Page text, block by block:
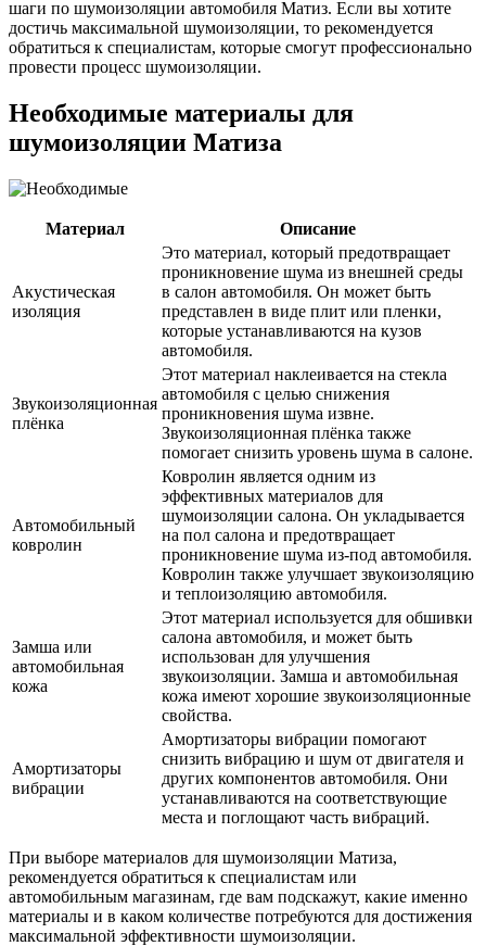
шаги по шумоизоляции автомобиля Матиз. Если вы хотите
достичь максимальной шумоизоляции, то рекомендуется
обратиться к специалистам, которые смогут профессионально
провести процесс шумоизоляции.
Необходимые материалы для
шумоизоляции Матиза
Материал Описание
Акустическая
изоляция
Это материал, который предотвращает
проникновение шума из внешней среды
в салон автомобиля. Он может быть
представлен в виде плит или пленки,
которые устанавливаются на кузов
автомобиля.
Звукоизоляционная
плёнка
Этот материал наклеивается на стекла
автомобиля с целью снижения
проникновения шума извне.
Звукоизоляционная плёнка также
помогает снизить уровень шума в салоне.
Автомобильный
ковролин
Ковролин является одним из
эффективных материалов для
шумоизоляции салона. Он укладывается
на пол салона и предотвращает
проникновение шума из-под автомобиля.
Ковролин также улучшает звукоизоляцию
и теплоизоляцию автомобиля.
Замша или
автомобильная
кожа
Этот материал используется для обшивки
салона автомобиля, и может быть
использован для улучшения
звукоизоляции. Замша и автомобильная
кожа имеют хорошие звукоизоляционные
свойства.
Амортизаторы
вибрации
Амортизаторы вибрации помогают
снизить вибрацию и шум от двигателя и
других компонентов автомобиля. Они
устанавливаются на соответствующие
места и поглощают часть вибраций.
При выборе материалов для шумоизоляции Матиза,
рекомендуется обратиться к специалистам или
автомобильным магазинам, где вам подскажут, какие именно
материалы и в каком количестве потребуются для достижения
максимальной эффективности шумоизоляции.